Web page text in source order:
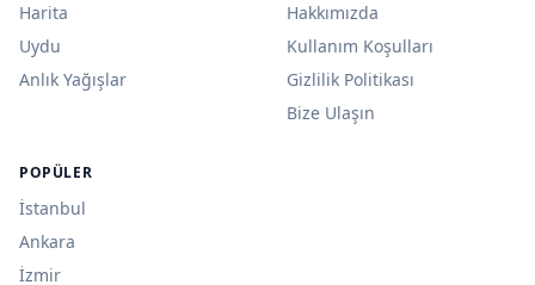
Harita
Uydu
Anlık Yağışlar
Hakkımızda
Kullanım Koşulları
Gizlilik Politikası
Bize Ulaşın
POPÜLER
İstanbul
Ankara
İzmir